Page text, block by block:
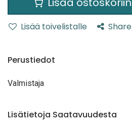
Lisää toivelistalle Share
Perustiedot
Valmistaja
Lisätietoja Saatavuudesta